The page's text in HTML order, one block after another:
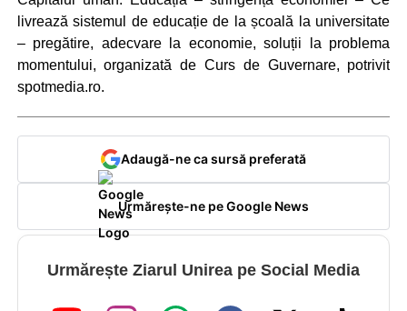
livrează sistemul de educație de la școală la universitate
– pregătire, adecvare la economie, soluții la problema
momentului, organizată de Curs de Guvernare, potrivit
spotmedia.ro.
Adaugă-ne ca sursă preferată
Urmărește-ne pe Google News
Urmărește Ziarul Unirea pe Social Media